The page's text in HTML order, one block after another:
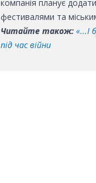
компанія планує
фестивалями та
Читайте також: «...І
під час війни